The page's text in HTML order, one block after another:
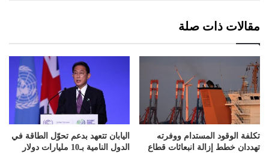
مقالات ذات صلة
تكلفة الوقود المستدام ووفرته
تهددان خطط إزالة انبعاثات قطاع
اليابان تتعهد بدعم تحوّل الطاقة في
الدول النامية بـ10 مليارات دولار